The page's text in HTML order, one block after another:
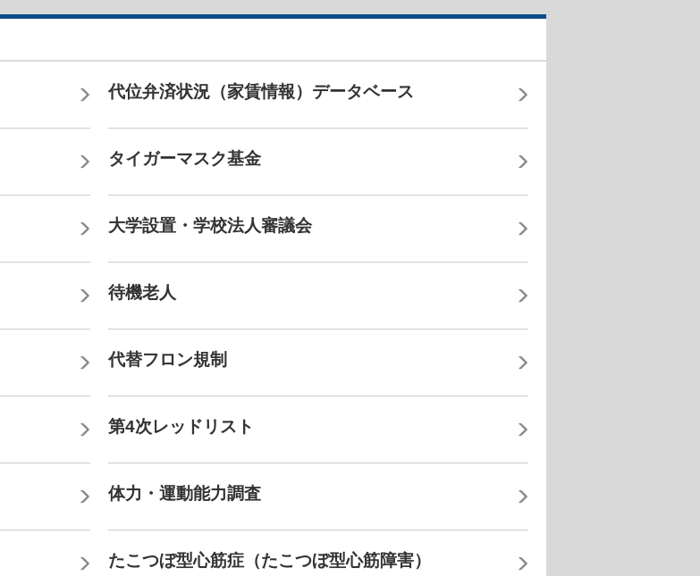
代位弁済状況（家賃情報）データベース
タイガーマスク基金
大学設置・学校法人審議会
待機老人
代替フロン規制
第4次レッドリスト
体力・運動能力調査
たこつぼ型心筋症（たこつぼ型心筋障害）